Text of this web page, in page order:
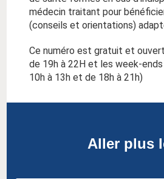
médecin traitant pour
(conseils et orientations)
Ce numéro est gratuit et
de 19h à 22H et les week-
10h à 13h et de 18h à 21h)
Aller plus